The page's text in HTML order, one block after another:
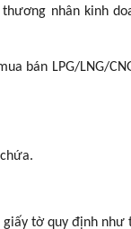
nhân kinh
bán LPG/LNG/
tờ quy định